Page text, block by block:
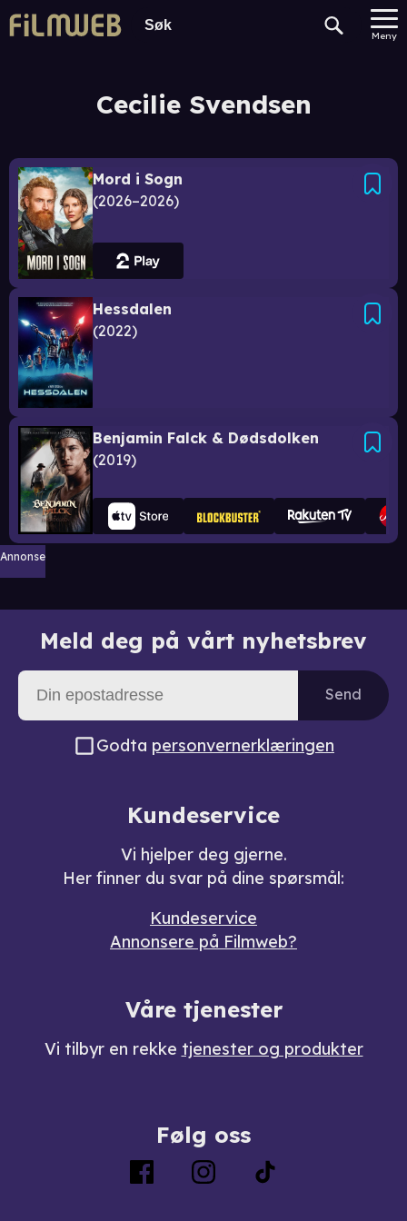
Meny
Cecilie Svendsen
Mord i Sogn
2026–2026
Hessdalen
2022
Benjamin Falck & Dødsdolken
2019
Annonse
Meld deg på vårt nyhetsbrev
Send
Godta personvernerklæringen
Kundeservice
Vi hjelper deg gjerne.
Her finner du svar på dine spørsmål:
Kundeservice
Annonsere på Filmweb?
Våre tjenester
Vi tilbyr en rekke tjenester og produkter
Følg oss